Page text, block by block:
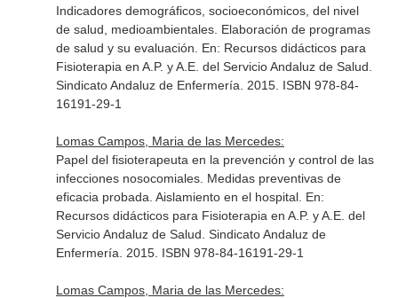
Indicadores demográficos, socioeconómicos, del nivel
de salud, medioambientales. Elaboración de programas
de salud y su evaluación. En: Recursos didácticos para
Fisioterapia en A.P. y A.E. del Servicio Andaluz de Salud
Sindicato Andaluz de Enfermería. 2015. ISBN 978-84-
16191-29-1
Lomas Campos, Maria de las Mercedes:
Papel del fisioterapeuta en la prevención y control de las
infecciones nosocomiales. Medidas preventivas de
eficacia probada. Aislamiento en el hospital. En:
Recursos didácticos para Fisioterapia en A.P. y A.E. del
Servicio Andaluz de Salud . Sindicato Andaluz de
Enfermería. 2015. ISBN 978-84-16191-29-1
Lomas Campos, Maria de las Mercedes: